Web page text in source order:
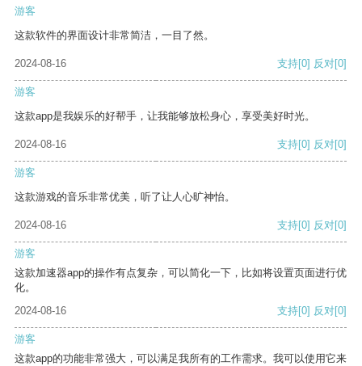
游客
这款软件的界面设计非常简洁，一目了然。
2024-08-16 支持[0] 反对[0]
游客
这款app是我娱乐的好帮手，让我能够放松身心，享受美好时光。
2024-08-16 支持[0] 反对[0]
游客
这款游戏的音乐非常优美，听了让人心旷神怡。
2024-08-16 支持[0] 反对[0]
游客
这款加速器app的操作有点复杂，可以简化一下，比如将设置页面进行优
化。
2024-08-16
支持[0] 反对[0]
游客
这款app的功能非常强大，可以满足我所有的工作需求。我可以使用它来